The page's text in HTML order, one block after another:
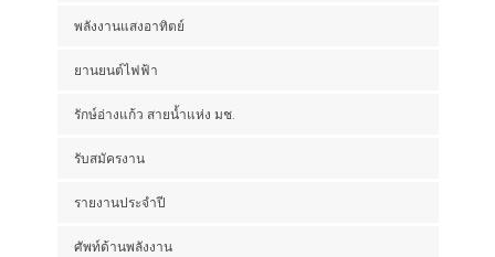
พลังงานแสงอาทิตย์
ยานยนต์ไฟฟ้า
รักษ์อ่างแก้ว สายน้ำแห่ง มช.
รับสมัครงาน
รายงานประจำปี
ศัพท์ด้านพลังงาน